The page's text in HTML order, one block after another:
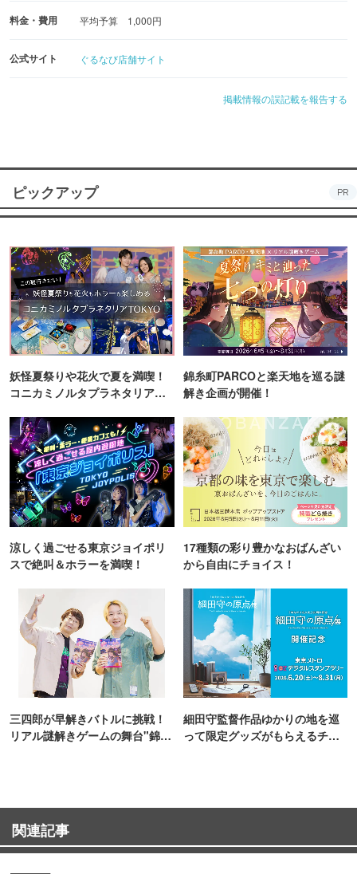
料金・費用 平均予算 1,000円
公式サイト ぐるなび店舗サイト
掲載情報の誤記載を報告する
ピックアップ PR
妖怪夏祭りや花火で夏を満喫！
コニカミノルタプラネタリア
錦糸町PARCOと楽天地を巡る謎
解き企画が開催！
涼しく過ごせる東京ジョイポリ
スで絶叫＆ホラーを満喫！
17種類の彩り豊かなおばんざい
から自由にチョイス！
三四郎が早解きバトルに挑戦！
リアル謎解きゲームの舞台"錦糸
細田守監督作品ゆかりの地を巡
って限定グッズがもらえるチャ
関連記事